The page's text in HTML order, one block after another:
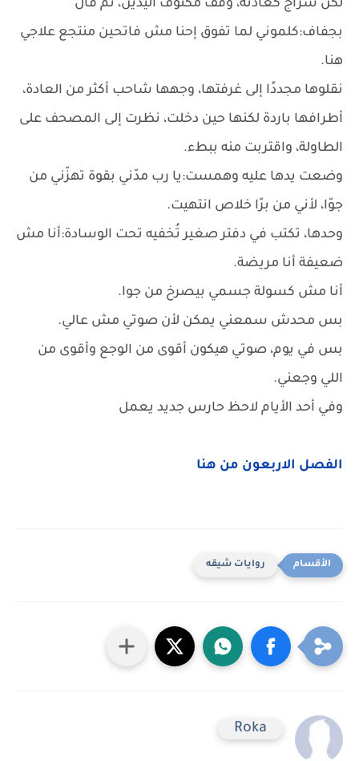
لكن سراج كعادته، وقف مكتوف اليدين، ثم قال
بجفاف:كلموني لما تفوق إحنا مش فاتحين منتجع علاجي
هنا.
نقلوها مجددًا إلى غرفتها، وجهها شاحب أكثر من العادة،
أطرافها باردة لكنها حين دخلت، نظرت إلى المصحف على
الطاولة، واقتربت منه ببطء.
وضعت يدها عليه وهمست:يا رب مدّني بقوة تهزّني من
جوّا، لأني من برّا خلاص انتهيت.
وحدها، تكتب في دفتر صغير تُخفيه تحت الوسادة:أنا مش
ضعيفة أنا مريضة.
أنا مش كسولة جسمي بيصرخ من جوا.
بس محدش سمعني يمكن لأن صوتي مش عالي.
بس في يوم، صوتي هيكون أقوى من الوجع وأقوى من
اللي وجعني.
وفي أحد الأيام لاحظ حارس جديد يعمل
الفصل الاربعون من هنا
روايات شيقه
Roka